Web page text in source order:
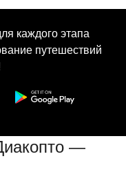
каждого этапа
путешествий
—